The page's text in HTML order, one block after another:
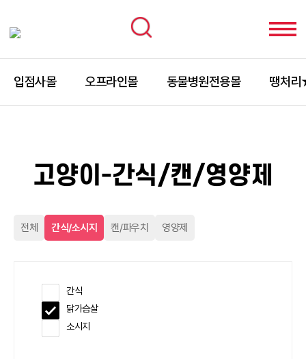
입점사몰 오프라인몰 동물병원전용몰 땡처
고양이-간식/캔/영양제
전체 간식/소시지 캔/파우치 영양제
간식
닭가슴살
소시지